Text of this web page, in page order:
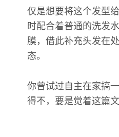
仅是想要将这个发型
时配合着普通的洗发
膜，借此补充头发在
态。
你曾试过自主在家搞
得不，要是觉着这篇